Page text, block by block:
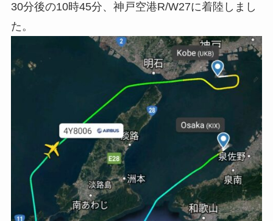
30分後の10時45分、神戸空港R/W27に着陸しまし
た。